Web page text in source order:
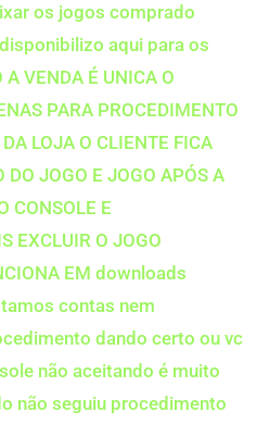
os jogos comprado
aqui para os
VENDA É UNICA O
PARA PROCEDIMENTO
LOJA O CLIENTE FICA
DO JOGO E JOGO APÓS A
CONSOLE E
EXCLUIR O JOGO
EM downloads
contas nem
dando certo ou vc
não aceitando é muito
não seguiu procedimento